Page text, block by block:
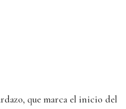
que marca el inicio del